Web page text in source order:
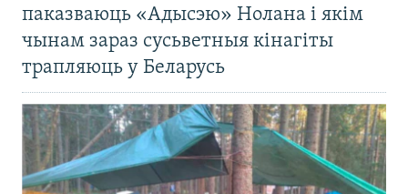
паказваюць «Адысэю» Нолана і якім
чынам зараз сусьветныя кінагіты
трапляюць у Беларусь